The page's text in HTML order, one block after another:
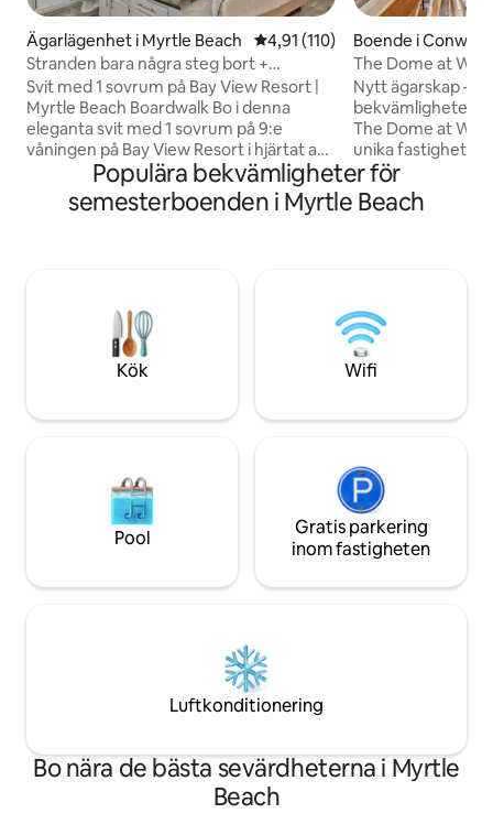
Ägarlägenhet i Myrtle Beach 4,91 av 5 i genomsnittligt
4,91 (110)
Stranden bara några steg bort +
strandpromenad | Bay View Resort
Svit med 1 sovrum på Bay View Resort |
Myrtle Beach Boardwalk Bo i denna
eleganta svit med 1 sovrum på 9:e
våningen på Bay View Resort i hjärtat av
Myrtle Beach. Egen balkong med utsikt
över staden och solnedgången, fullt
utrustat kök, tvättmaskin/torktumlare
bekvämligheter, inklusive en lugn flod,
inomhuspool, bubbelbad och
fitnesscenter. Några minuter från
SkyWheel, Broadway at the Beach,
sevärdheter.
Boende i Conway
The Dome at
vid floden
Nytt ägarskap –
bekvämligheter
The Dome at
unika
området. Det är
Varje centimeter
tillverkats för
hisnande
Fastigheten är
vänster och
natursköna
Populära bekvämligheter för
semesterboenden i Myrtle Beach
Kök Wifi
Pool
Gratis parkering
inom fastigheten
Luftkonditionering
Bo nära de bästa sevärdheterna i Myrtle
Beach